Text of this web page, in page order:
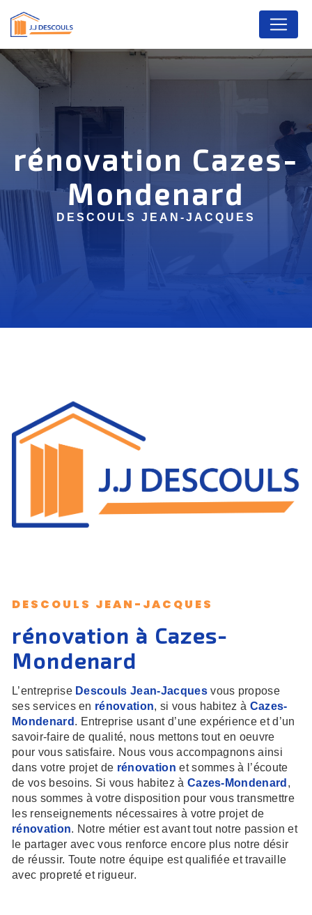
rénovation Cazes-
Mondenard
DESCOULS JEAN-JACQUES
DESCOULS JEAN-JACQUES
rénovation à Cazes-
Mondenard
L’entreprise Descouls Jean-Jacquesvous propose
ses services en rénovation, si vous habitez à Cazes-
Mondenard . Entreprise usant d’une expérience et d’un
savoir-faire de qualité, nous mettons tout en oeuvre
pour vous satisfaire. Nous vous accompagnons ainsi
dans votre projet de rénovation et sommes à l’écoute
de vos besoins. Si vous habitez à Cazes-Mondenard ,
nous sommes à votre disposition pour vous transmettre
les renseignements nécessaires à votre projet de
rénovation. Notre métier est avant tout notre passion et
le partager avec vous renforce encore plus notre désir
de réussir. Toute notre équipe est qualifiée et travaille
avec propreté et rigueur.
Panneau de gestion des cookies